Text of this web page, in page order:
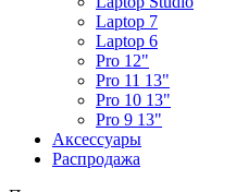
Laptop 7
Laptop 6
Pro 12"
Pro 11 13"
Pro 10 13"
Pro 9 13"
Аксессуары
Распродажа